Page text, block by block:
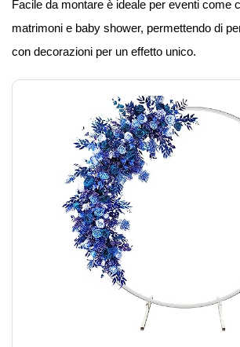
Facile da montare è ideale per eventi come
matrimoni e baby shower, permettendo di
con decorazioni per un effetto unico.